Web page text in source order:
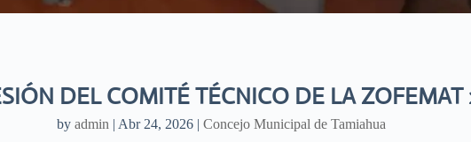
DEL COMITÉ TÉCNICO DE LA
by admin | Abr 24, 2026| Concejo Municipal de Tamiahua